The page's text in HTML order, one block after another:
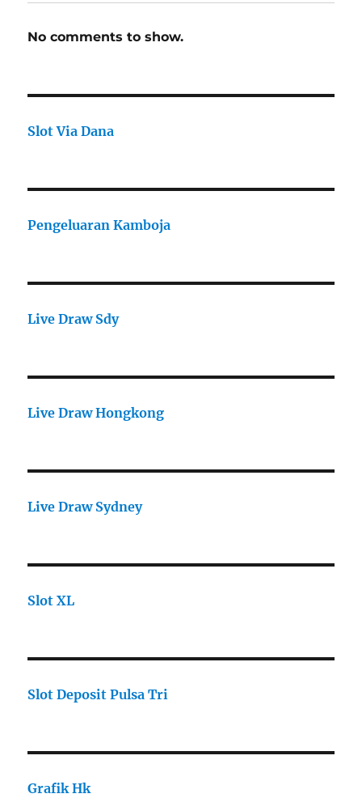
No comments to show.
Slot Via Dana
Pengeluaran Kamboja
Live Draw Sdy
Live Draw Hongkong
Live Draw Sydney
Slot XL
Slot Deposit Pulsa Tri
Grafik Hk